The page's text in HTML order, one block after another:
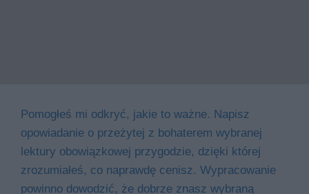
Pomogłeś mi odkryć, jakie to ważne. Napisz
opowiadanie o przeżytej z bohaterem wybranej
lektury obowiązkowej przygodzie, dzięki której
zrozumiałeś, co naprawdę cenisz. Wypracowanie
powinno dowodzić, że dobrze znasz wybraną